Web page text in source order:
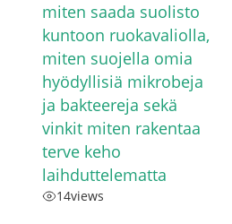
miten saada suolisto
kuntoon ruokavaliolla,
miten suojella omia
hyödyllisiä mikrobeja
ja bakteereja sekä
vinkit miten rakentaa
terve keho
laihduttelematta
14views